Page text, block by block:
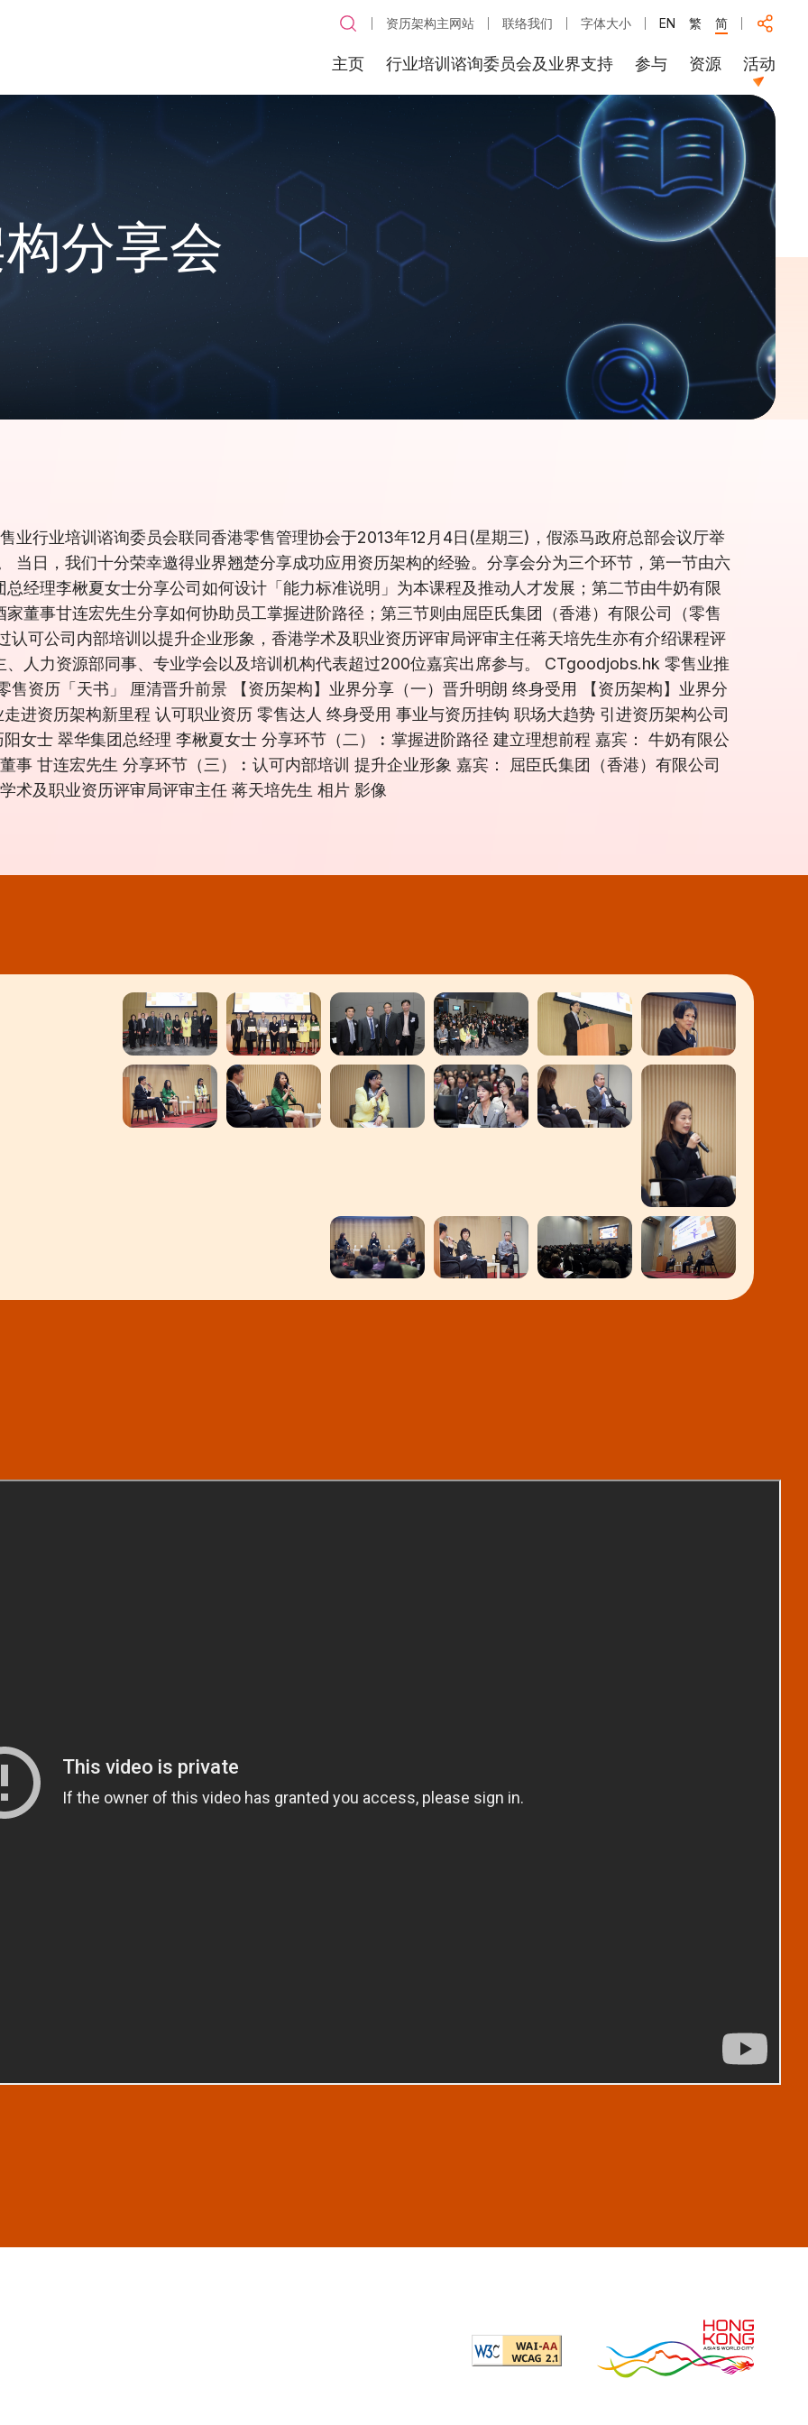
资历架构主网站 联络我们 字体大小 EN 繁 简
主页 行业培训谘询委员会及业界支持 参与 资源 活动
分享会
业行业培训谘询委员会联同香港零售管理协会于2013年12月4日(星期三)，假添马政府总部会议厅举
当日，我们十分荣幸邀得业界翘楚分享成功应用资历架构的经验。分享会分为三个环节，第一节由六
经理李楸夏女士分享公司如何设计「能力标准说明」为本课程及推动人才发展；第二节由牛奶有限
董事甘连宏先生分享如何协助员工掌握进阶路径；第三节则由屈臣氏集团（香港）有限公司（零售
可公司内部培训以提升企业形象，香港学术及职业资历评审局评审主任蒋天培先生亦有介绍课程评
人力资源部同事、专业学会以及培训机构代表超过200位嘉宾出席参与。 CTgoodjobs.hk 零售业推
资历「天书」 厘清晋升前景 【资历架构】业界分享（一）晋升明朗 终身受用 【资历架构】业界分
进资历架构新里程 认可职业资历 零售达人 终身受用 事业与资历挂钩 职场大趋势 引进资历架构公司
女士 翠华集团总经理 李楸夏女士 分享环节（二）︰掌握进阶路径 建立理想前程 嘉宾： 牛奶有限公
事 甘连宏先生 分享环节（三）︰认可内部培训 提升企业形象 嘉宾： 屈臣氏集团（香港）有限公司
术及职业资历评审局评审主任 蒋天培先生 相片 影像